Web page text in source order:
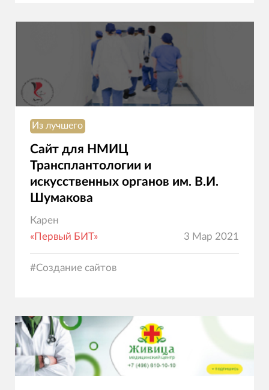
Из лучшего
Сайт для НМИЦ
Трансплантологии и
искусственных органов им. В.И.
Шумакова
Карен
«Первый БИТ»
3 Мар 2021
#Создание сайтов